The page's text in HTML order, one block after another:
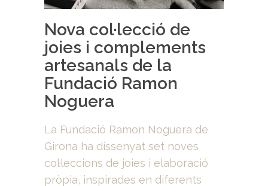
Nova col·lecció de
joies i complements
artesanals de la
Fundació Ramon
Noguera
La Fundació Ramon Noguera de
Girona ha dissenyat set noves
col·leccions de joies i elaboració
pròpia, inspirades en diferents